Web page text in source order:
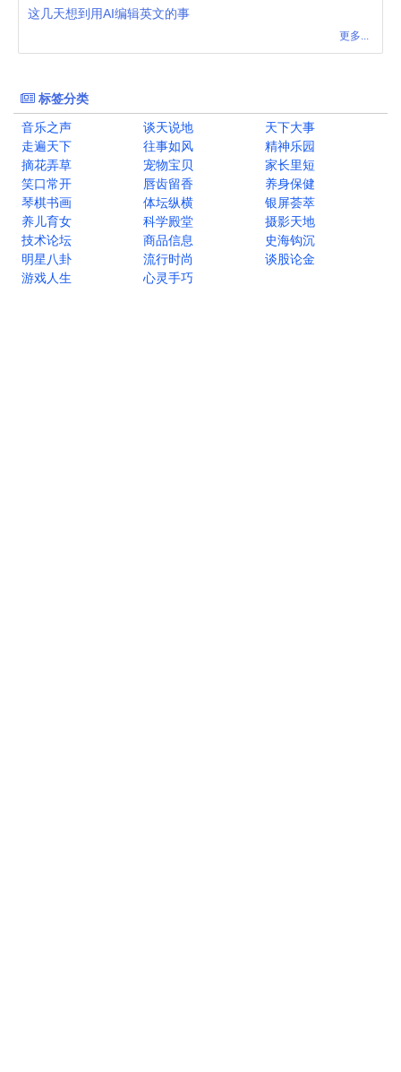
这几天想到用AI编辑英文的事
更多...
标签分类
音乐之声
谈天说地
天下大事
走遍天下
往事如风
精神乐园
摘花弄草
宠物宝贝
家长里短
笑口常开
唇齿留香
养身保健
琴棋书画
体坛纵横
银屏荟萃
养儿育女
科学殿堂
摄影天地
技术论坛
商品信息
史海钩沉
明星八卦
流行时尚
谈股论金
游戏人生
心灵手巧